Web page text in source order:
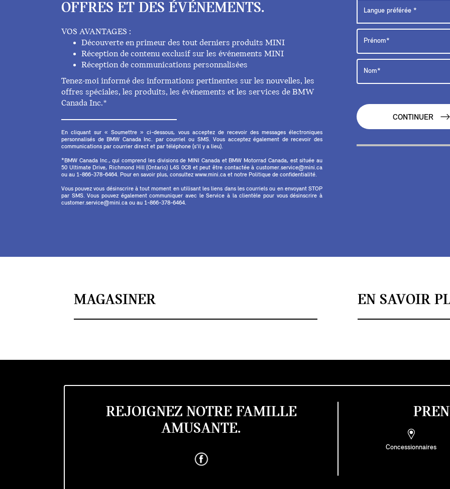
OFFRES ET DES ÉVÉNEMENTS.
VOS AVANTAGES :
Découverte en primeur des tout derniers produits MINI
Réception de contenu exclusif sur les événements MINI
Réception de communications personnalisées
Tenez-moi informé des informations pertinentes sur les nouvelles, les
offres spéciales, les produits, les événements et les services de BMW
Canada Inc.*
En cliquant sur « Soumettre » ci-dessous, vous acceptez de recevoir des messages électroniques
personnalisés de BMW Canada Inc. par courriel ou SMS. Vous acceptez également de recevoir des
communications par courrier direct et par téléphone (s'il y a lieu).
*BMW Canada Inc., qui comprend les divisions de MINI Canada et BMW Motorrad Canada, est située au
50 Ultimate Drive, Richmond Hill (Ontario) L4S 0C8 et peut être contactée à customer.service@mini.ca
ou au 1-866-378-6464. Pour en savoir plus, consultez www.mini.ca et notre Politique de confidentialité.
Vous pouvez vous désinscrire à tout moment en utilisant les liens dans les courriels ou en envoyant STOP
par SMS. Vous pouvez également communiquer avec le Service à la clientèle pour vous désinscrire à
customer.service@mini.ca ou au 1-866-378-6464.
CONTINUER
MAGASINER EN SAVOIR
REJOIGNEZ NOTRE FAMILLE
AMUSANTE.
Concessionnaires